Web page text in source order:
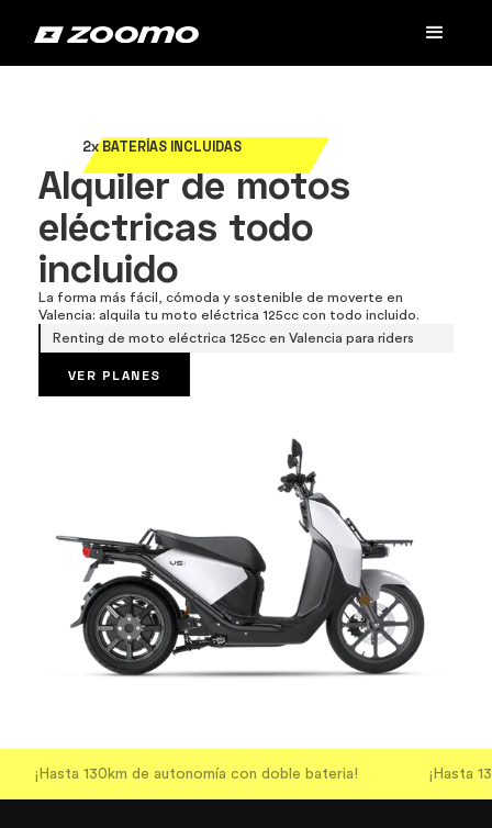
2x BATERÍAS INCLUIDAS
Alquiler de motos
eléctricas todo
incluido
La forma más fácil, cómoda y sostenible de moverte en
Valencia: alquila tu moto eléctrica 125cc con todo incluido.
Renting de moto eléctrica 125cc en Valencia para riders
VER PLANES
¡Hasta 130km de autonomía con doble bateria! ¡Hasta